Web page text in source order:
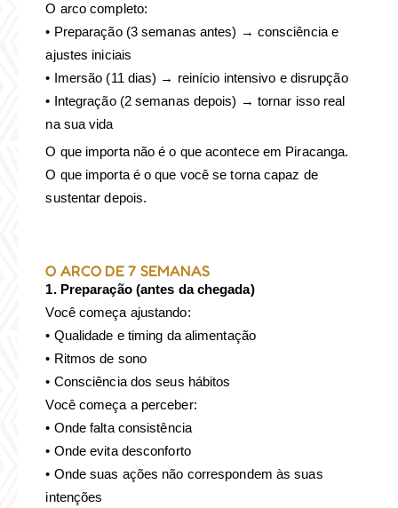
O arco completo:
• Preparação (3 semanas antes) → consciência e
ajustes iniciais
• Imersão (11 dias) → reinício intensivo e disrupção
• Integração (2 semanas depois) → tornar isso real
na sua vida
O que importa não é o que acontece em Piracanga.
O que importa é o que você se torna capaz de
sustentar depois.
O ARCO DE 7 SEMANAS
1. Preparação (antes da chegada)
Você começa ajustando:
• Qualidade e timing da alimentação
• Ritmos de sono
• Consciência dos seus hábitos
Você começa a perceber:
• Onde falta consistência
• Onde evita desconforto
• Onde suas ações não correspondem às suas
intenções